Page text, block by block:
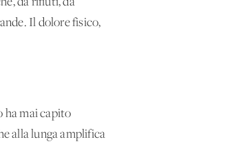
Il dolore fisico,
ha mai capito
alla lunga amplifica